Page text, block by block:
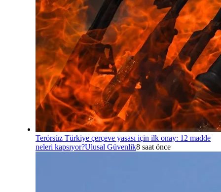
Terörsüz Türkiye çerçeve yasası için ilk onay: 12 madde
neleri kapsıyor?Ulusal Güvenlik8 saat önce